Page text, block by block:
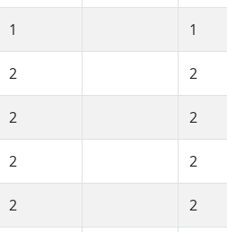
1 1
2 2
2 2
2 2
2 2